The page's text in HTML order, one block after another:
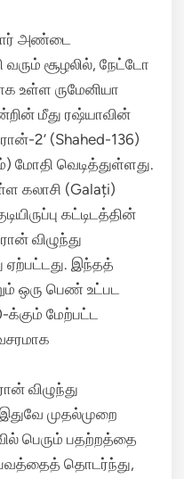
அண்டை
வரும் சூழலில், நேட்டோ
உள்ள ருமேனியா
ஒன்றின் மீது ரஷ்யாவின்
2’ (Shahed-136)
மோதி வெடித்துள்ளது.
கலாசி (Galați)
கட்டிடத்தின்
விழுந்து
ஏற்பட்டது. இந்தத்
ஒரு பெண் உட்பட
மேற்பட்ட
விழுந்து
முதல்முறை
பெரும் பதற்றத்தை
தொடர்ந்து,